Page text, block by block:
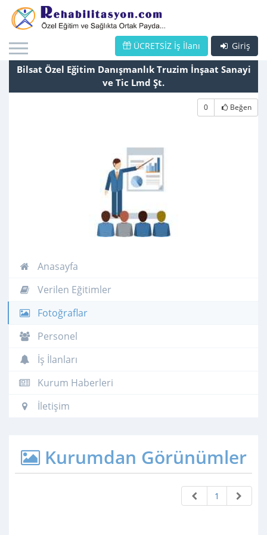
Giriş
ÜCRETSİZ İş İlanı
Bilsat Özel Eğitim Danışmanlık Truzim İnşaat Sanayi
ve Tic Lmd Şt.
0 Beğen
Anasayfa
Verilen Eğitimler
Fotoğraflar
Personel
İş İlanları
Kurum Haberleri
İletişim
Kurumdan Görünümler
1